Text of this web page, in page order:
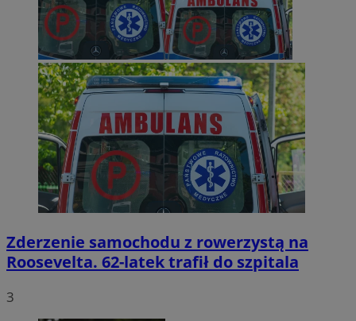
Zderzenie samochodu z rowerzystą na
Roosevelta. 62-latek trafił do szpitala
3